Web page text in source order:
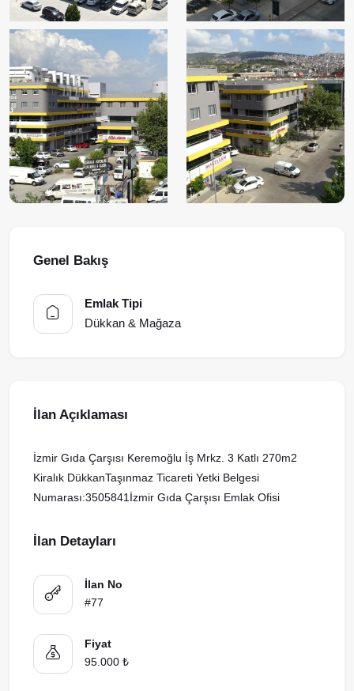
Genel Bakış
Emlak Tipi
Dükkan & Mağaza
İlan Açıklaması
İzmir Gıda Çarşısı Keremoğlu İş Mrkz. 3 Katlı 270m2
Kiralık DükkanTaşınmaz Ticareti Yetki Belgesi
Numarası:3505841İzmir Gıda Çarşısı Emlak Ofisi
İlan Detayları
İlan No
#77
Fiyat
95.000 ₺